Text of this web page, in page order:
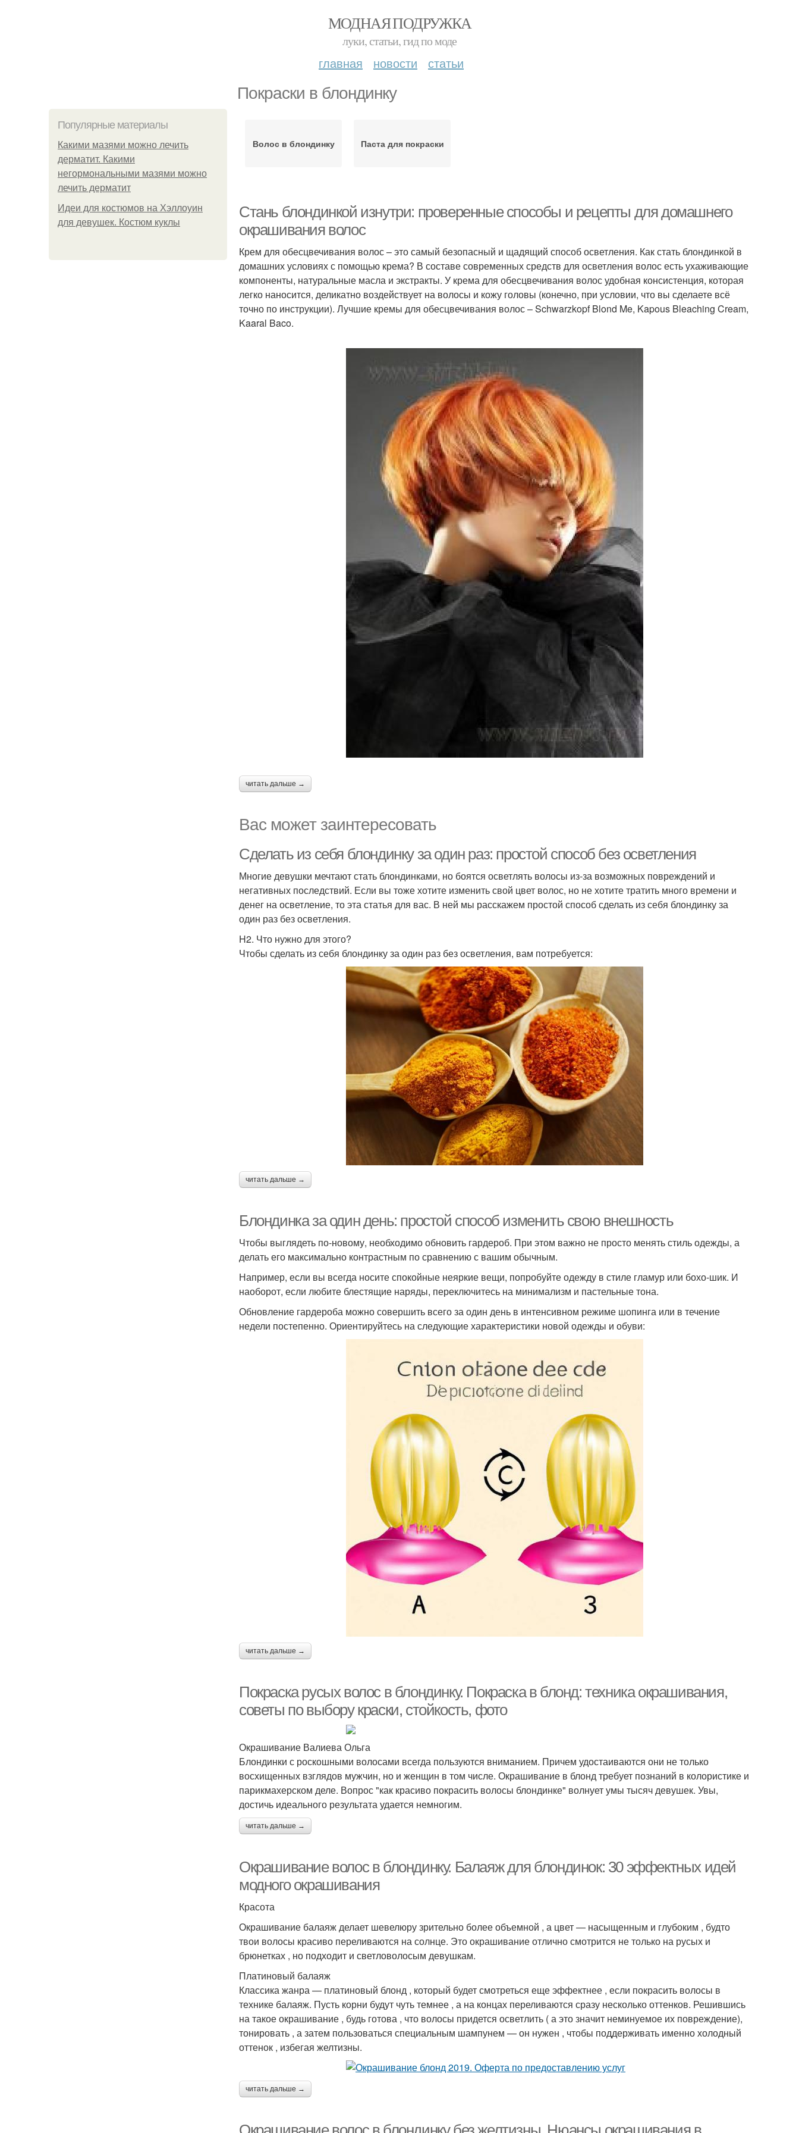
МОДНАЯ ПОДРУЖКА
луки, статьи, гид по моде
главная новости статьи
Покраски в блондинку
Популярные материалы
Какими мазями можно лечить
дерматит. Какими
негормональными мазями можно
лечить дерматит
Идеи для костюмов на Хэллоуин
для девушек. Костюм куклы
Волос в блондинку Паста для покраски
Стань блондинкой изнутри: проверенные способы и рецепты для домашнего
окрашивания волос
Крем для обесцвечивания волос – это самый безопасный и щадящий способ осветления. Как стать блондинкой в
домашних условиях с помощью крема? В составе современных средств для осветления волос есть ухаживающие
компоненты, натуральные масла и экстракты. У крема для обесцвечивания волос удобная консистенция, которая
легко наносится, деликатно воздействует на волосы и кожу головы (конечно, при условии, что вы сделаете всё
точно по инструкции). Лучшие кремы для обесцвечивания волос – Schwarzkopf Blond Me, Kapous Bleaching Cream,
Kaaral Baco.
читать дальше →
Вас может заинтересовать
Сделать из себя блондинку за один раз: простой способ без осветления
Многие девушки мечтают стать блондинками, но боятся осветлять волосы из-за возможных повреждений и
негативных последствий. Если вы тоже хотите изменить свой цвет волос, но не хотите тратить много времени и
денег на осветление, то эта статья для вас. В ней мы расскажем простой способ сделать из себя блондинку за
один раз без осветления.
H2. Что нужно для этого?
Чтобы сделать из себя блондинку за один раз без осветления, вам потребуется:
читать дальше →
Блондинка за один день: простой способ изменить свою внешность
Чтобы выглядеть по-новому, необходимо обновить гардероб. При этом важно не просто менять стиль одежды, а
делать его максимально контрастным по сравнению с вашим обычным.
Например, если вы всегда носите спокойные неяркие вещи, попробуйте одежду в стиле гламур или бохо-шик. И
наоборот, если любите блестящие наряды, переключитесь на минимализм и пастельные тона.
Обновление гардероба можно совершить всего за один день в интенсивном режиме шопинга или в течение
недели постепенно. Ориентируйтесь на следующие характеристики новой одежды и обуви:
читать дальше →
Покраска русых волос в блондинку. Покраска в блонд: техника окрашивания,
советы по выбору краски, стойкость, фото
Окрашивание Валиева Ольга
Блондинки с роскошными волосами всегда пользуются вниманием. Причем удостаиваются они не только
восхищенных взглядов мужчин, но и женщин в том числе. Окрашивание в блонд требует познаний в колористике и
парикмахерском деле. Вопрос "как красиво покрасить волосы блондинке" волнует умы тысяч девушек. Увы,
достичь идеального результата удается немногим.
читать дальше →
Окрашивание волос в блондинку. Балаяж для блондинок: 30 эффектных идей
модного окрашивания
Красота
Окрашивание балаяж делает шевелюру зрительно более объемной , а цвет — насыщенным и глубоким , будто
твои волосы красиво переливаются на солнце. Это окрашивание отлично смотрится не только на русых и
брюнетках , но подходит и светловолосым девушкам.
Платиновый балаяж
Классика жанра — платиновый блонд , который будет смотреться еще эффектнее , если покрасить волосы в
технике балаяж. Пусть корни будут чуть темнее , а на концах переливаются сразу несколько оттенков. Решившись
на такое окрашивание , будь готова , что волосы придется осветлить ( а это значит неминуемое их повреждение),
тонировать , а затем пользоваться специальным шампунем — он нужен , чтобы поддерживать именно холодный
оттенок , избегая желтизны.
читать дальше →